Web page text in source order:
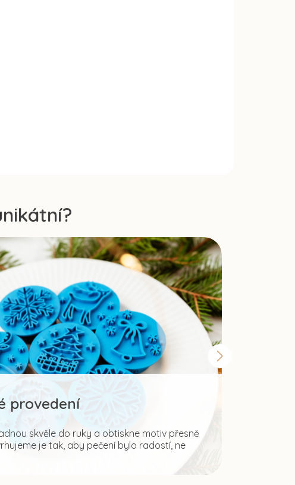
provedení
skvěle do ruky a obtiskne motiv přesně
je tak, aby pečení bylo radostí, ne